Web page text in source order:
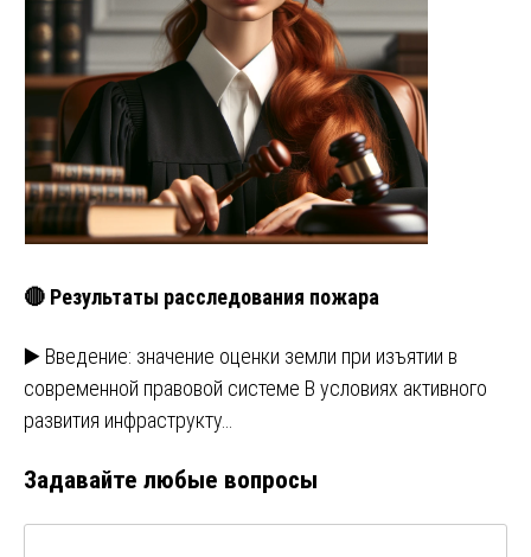
🔴 Результаты расследования пожара
▶️ Введение: значение оценки земли при изъятии в
современной правовой системе В условиях активного
развития инфраструкту…
Задавайте любые вопросы